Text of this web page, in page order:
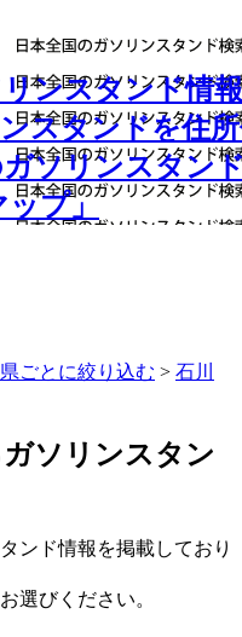
ンスタンド情
スタンドを住
ソリンスタン
ップ」
ごとに絞り込む > 石川
ソリンスタン
ンド情報を掲載しており
選びください。